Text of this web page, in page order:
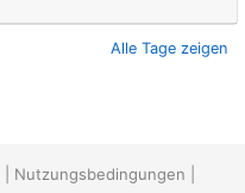
Alle Tage zeigen
Nutzungsbedingungen